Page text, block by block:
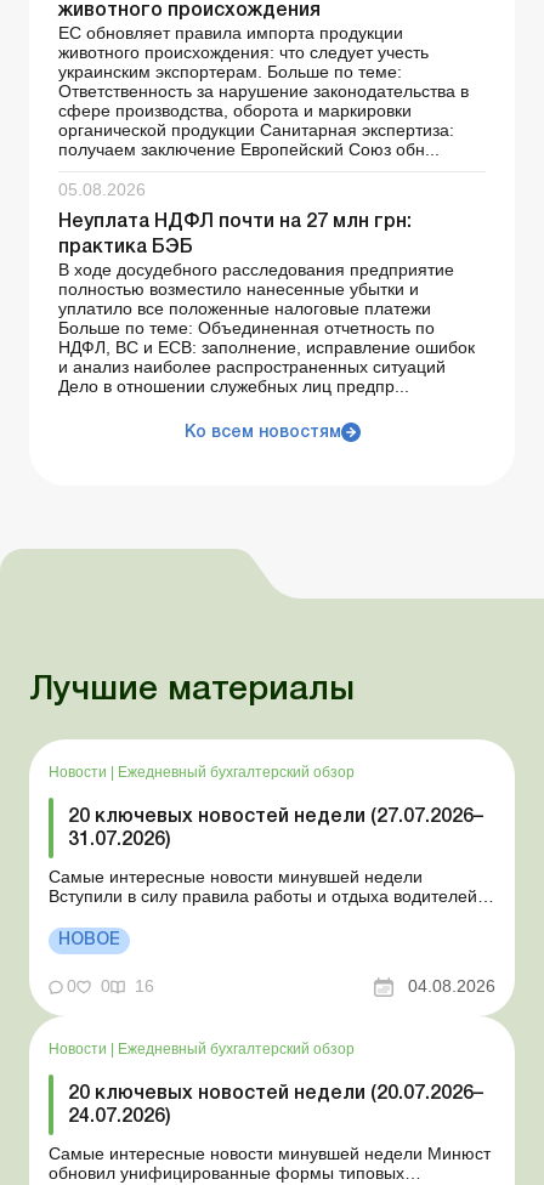
животного происхождения
ЕС обновляет правила импорта продукции
животного происхождения: что следует учесть
украинским экспортерам. Больше по теме:
Ответственность за нарушение законодательства в
сфере производства, оборота и маркировки
органической продукции Санитарная экспертиза:
получаем заключение Европейский Союз обн...
05.08.2026
Неуплата НДФЛ почти на 27 млн грн:
практика БЭБ
В ходе досудебного расследования предприятие
полностью возместило нанесенные убытки и
уплатило все положенные налоговые платежи
Больше по теме: Объединенная отчетность по
НДФЛ, ВС и ЕСВ: заполнение, исправление ошибок
и анализ наиболее распространенных ситуаций
Дело в отношении служебных лиц предпр...
Ко всем новостям
Лучшие материалы
Новости | Ежедневный бухгалтерский обзор
20 ключевых новостей недели (27.07.2026–
31.07.2026)
Самые интересные новости минувшей недели
Вступили в силу правила работы и отдыха водителей
положении Для сельхозпредприятий и ФЛП введены
новые разовые статистические формы Со 2 августа
изменяется порядок зачисления отдельных периодов
работы в стр...
НОВОЕ
0 0 16 04.08.2026
Новости Ежедневный бухгалтерский обзор
20 ключевых новостей недели (20.07.2026–
24.07.2026)
Самые интересные новости минувшей недели Минюст
обновил унифицированные формы типовых